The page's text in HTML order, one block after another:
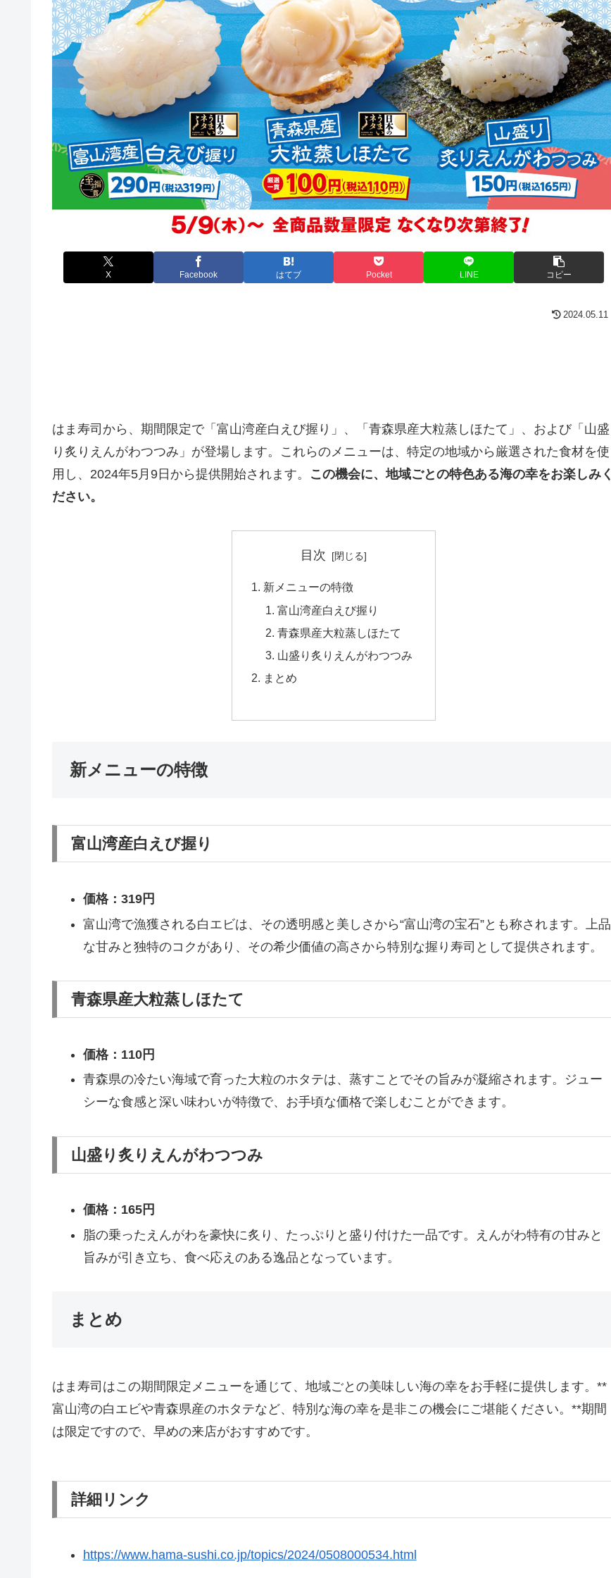
X Facebook はてブ Pocket LINE コピー
2024.05.11
はま寿司から、期間限定で「富山湾産白えび握り」、「青森県産大粒蒸しほたて」、および「山盛
り炙りえんがわつつみ」が登場します。これらのメニューは、特定の地域から厳選された食材を使
用し、2024年5月9日から提供開始されます。 この機会に、地域ごとの特色ある海の幸をお楽しみく
ださい。
目次
新メニューの特徴
富山湾産白えび握り
青森県産大粒蒸しほたて
山盛り炙りえんがわつつみ
まとめ
新メニューの特徴
富山湾産白えび握り
価格：319円
富山湾で漁獲される白エビは、その透明感と美しさから“富山湾の宝石”とも称されます。上品
な甘みと独特のコクがあり、その希少価値の高さから特別な握り寿司として提供されます。
青森県産大粒蒸しほたて
価格：110円
青森県の冷たい海域で育った大粒のホタテは、蒸すことでその旨みが凝縮されます。ジュー
シーな食感と深い味わいが特徴で、お手頃な価格で楽しむことができます。
山盛り炙りえんがわつつみ
価格：165円
脂の乗ったえんがわを豪快に炙り、たっぷりと盛り付けた一品です。えんがわ特有の甘みと
旨みが引き立ち、食べ応えのある逸品となっています。
まとめ
はま寿司はこの期間限定メニューを通じて、地域ごとの美味しい海の幸をお手軽に提供します。**
富山湾の白エビや青森県産のホタテなど、特別な海の幸を是非この機会にご堪能ください。**期間
は限定ですので、早めの来店がおすすめです。
詳細リンク
https://www.hama-sushi.co.jp/topics/2024/0508000534.html